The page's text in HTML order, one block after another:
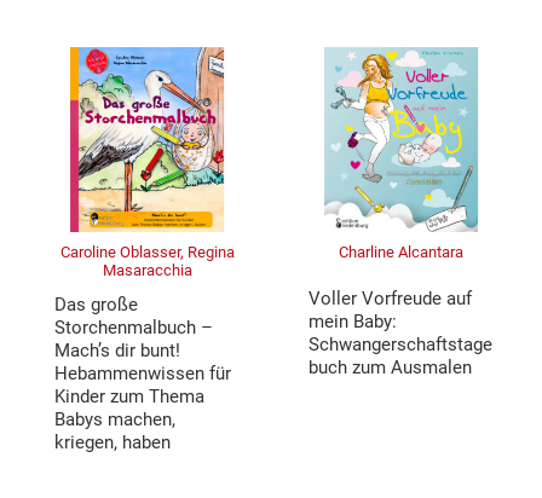
Caroline Oblasser, Regina
Masaracchia
Das große
Storchenmalbuch –
Mach’s dir bunt!
Hebammenwissen für
Kinder zum Thema
Babys machen,
kriegen, haben
Charline Alcantara
Voller Vorfreude auf
mein Baby:
Schwangerschaftstage
buch zum Ausmalen